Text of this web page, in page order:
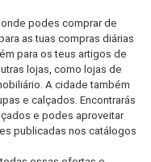
podes comprar de
as tuas compras diárias
para os teus artigos de
lojas, como lojas de
A cidade também
e calçados. Encontrarás
e podes aproveitar
publicadas nos catálogos